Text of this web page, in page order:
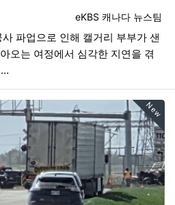
등록자
eKBS 캐나다 뉴스팀
파업으로 인해 캘거리 부부가 샌
오는 여정에서 심각한 지연을 겪
…
New